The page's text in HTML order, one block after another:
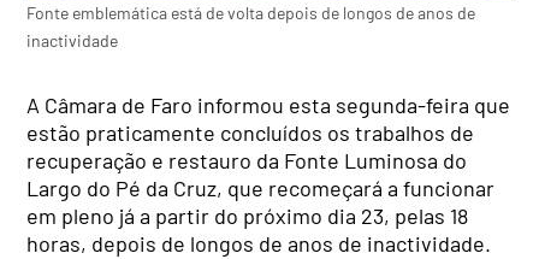
Fonte emblemática está de volta depois de longos de anos de
inactividade
A Câmara de Faro informou esta segunda-feira que
estão praticamente concluídos os trabalhos de
recuperação e restauro da Fonte Luminosa do
Largo do Pé da Cruz, que recomeçará a funcionar
em pleno já a partir do próximo dia 23, pelas 18
horas, depois de longos de anos de inactividade.